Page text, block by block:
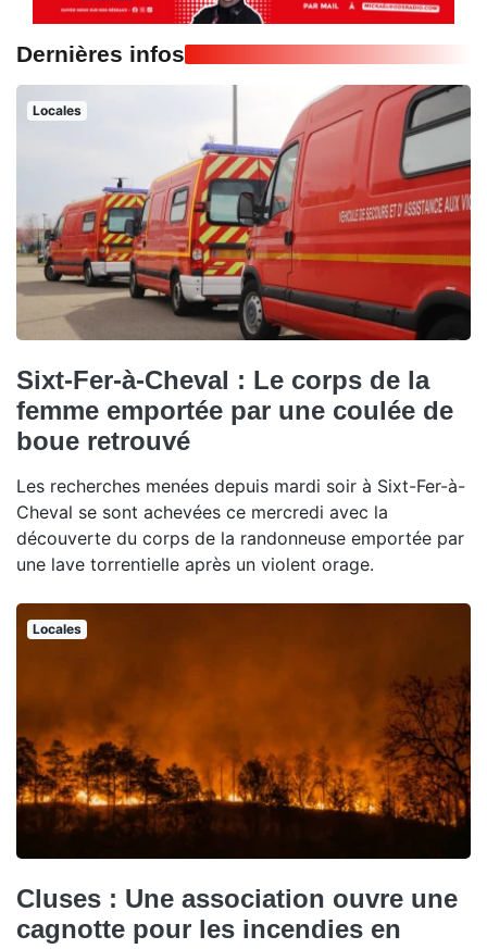
Dernières infos
Locales
Sixt-Fer-à-Cheval : Le corps de la
femme emportée par une coulée de
boue retrouvé
Les recherches menées depuis mardi soir à Sixt-Fer-à-
Cheval se sont achevées ce mercredi avec la
découverte du corps de la randonneuse emportée par
une lave torrentielle après un violent orage.
Locales
Cluses : Une association ouvre une
cagnotte pour les incendies en